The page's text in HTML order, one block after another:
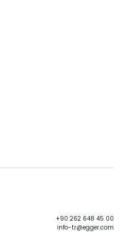
+90 262 648 45 00
info-tr@egger.com